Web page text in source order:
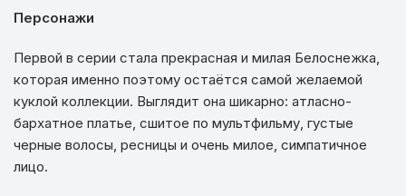
Персонажи
Первой в серии стала прекрасная и милая Белоснежка,
которая именно поэтому остаётся самой желаемой
куклой коллекции. Выглядит она шикарно: атласно-
бархатное платье, сшитое по мультфильму, густые
черные волосы, ресницы и очень милое, симпатичное
лицо.